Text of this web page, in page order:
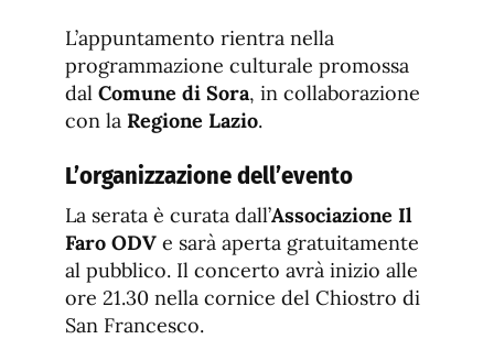
L’appuntamento rientra nella
programmazione culturale promossa
dal Comune di Sora, in collaborazione
con la Regione Lazio.
L’organizzazione dell’evento
La serata è curata dall’Associazione Il
Faro ODV e sarà aperta gratuitamente
al pubblico. Il concerto avrà inizio alle
ore 21.30 nella cornice del Chiostro di
San Francesco.